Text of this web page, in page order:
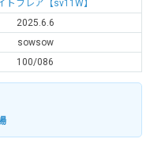
トフレア【sv11W】
2025.6.6
sowsow
100/086